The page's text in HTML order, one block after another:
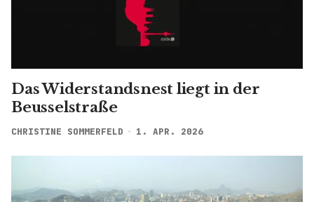
Das Widerstandsnest liegt in der
Beusselstraße
CHRISTINE SOMMERFELD 1. APR. 2026